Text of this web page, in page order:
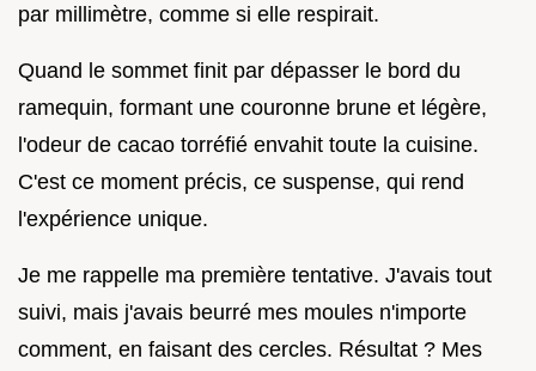
par millimètre, comme si elle respirait.
Quand le sommet finit par dépasser le bord du
ramequin, formant une couronne brune et légère,
l'odeur de cacao torréfié envahit toute la cuisine.
C'est ce moment précis, ce suspense, qui rend
l'expérience unique.
Je me rappelle ma première tentative. J'avais tout
suivi, mais j'avais beurré mes moules n'importe
comment, en faisant des cercles. Résultat ? Mes